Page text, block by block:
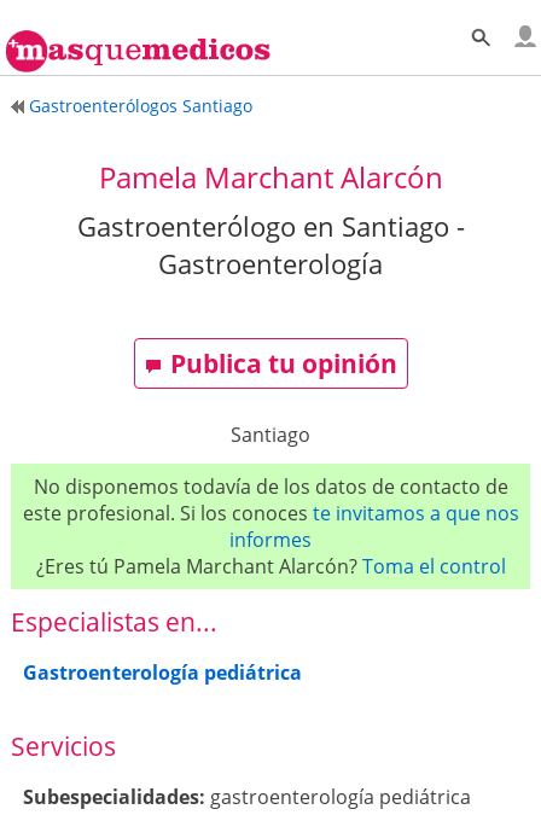
Gastroenterólogos Santiago
Pamela Marchant Alarcón
Gastroenterólogo en Santiago -
Gastroenterología
Publica tu opinión
Santiago
No disponemos todavía de los datos de contacto de
este profesional. Si los conoces te invitamos a que nos
informes
¿Eres tú Pamela Marchant Alarcón?Toma el control
Especialistas en...
Gastroenterología pediátrica
Servicios
Subespecialidades: gastroenterología pediátrica